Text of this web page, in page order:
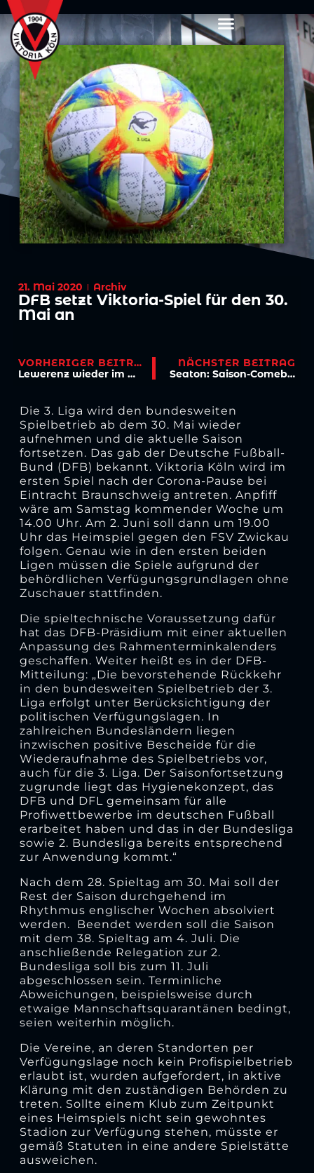
21. Mai 2020 Archiv
DFB setzt Viktoria-Spiel für den 30.
Mai an
VORHERIGER BEITRAG
Lewerenz wieder im Mannschaftstraining
NÄCHSTER BEITRAG
Seaton: Saison-Comeback “möglich”!
Die 3. Liga wird den bundesweiten
Spielbetrieb ab dem 30. Mai wieder
aufnehmen und die aktuelle Saison
fortsetzen. Das gab der Deutsche Fußball-
Bund (DFB) bekannt. Viktoria Köln wird im
ersten Spiel nach der Corona-Pause bei
Eintracht Braunschweig antreten. Anpfiff
wäre am Samstag kommender Woche um
14.00 Uhr. Am 2. Juni soll dann um 19.00
Uhr das Heimspiel gegen den FSV Zwickau
folgen. Genau wie in den ersten beiden
Ligen müssen die Spiele aufgrund der
behördlichen Verfügungsgrundlagen ohne
Zuschauer stattfinden.
Die spieltechnische Voraussetzung dafür
hat das DFB-Präsidium mit einer aktuellen
Anpassung des Rahmenterminkalenders
geschaffen. Weiter heißt es in der DFB-
Mitteilung: „Die bevorstehende Rückkehr
in den bundesweiten Spielbetrieb der 3.
Liga erfolgt unter Berücksichtigung der
politischen Verfügungslagen. In
zahlreichen Bundesländern liegen
inzwischen positive Bescheide für die
Wiederaufnahme des Spielbetriebs vor,
auch für die 3. Liga. Der Saisonfortsetzung
zugrunde liegt das Hygienekonzept, das
DFB und DFL gemeinsam für alle
Profiwettbewerbe im deutschen Fußball
erarbeitet haben und das in der Bundesliga
sowie 2. Bundesliga bereits entsprechend
zur Anwendung kommt.“
Nach dem 28. Spieltag am 30. Mai soll der
Rest der Saison durchgehend im
Rhythmus englischer Wochen absolviert
werden. Beendet werden soll die Saison
mit dem 38. Spieltag am 4. Juli. Die
anschließende Relegation zur 2.
Bundesliga soll bis zum 11. Juli
abgeschlossen sein. Terminliche
Abweichungen, beispielsweise durch
etwaige Mannschaftsquarantänen bedingt,
seien weiterhin möglich.
Die Vereine, an deren Standorten per
Verfügungslage noch kein Profispielbetrieb
erlaubt ist, wurden aufgefordert, in aktive
Klärung mit den zuständigen Behörden zu
treten. Sollte einem Klub zum Zeitpunkt
eines Heimspiels nicht sein gewohntes
Stadion zur Verfügung stehen, müsste er
gemäß Statuten in eine andere Spielstätte
ausweichen.